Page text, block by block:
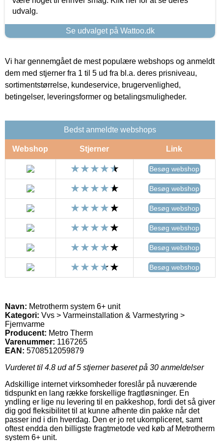
udvalg.
Se udvalget på Wattoo.dk
Vi har gennemgået de mest populære webshops og anmeldt
dem med stjerner fra 1 til 5 ud fra bl.a. deres prisniveau,
sortimentstørrelse, kundeservice, brugervenlighed,
betingelser, leveringsformer og betalingsmuligheder.
Bedst anmeldte webshops
Webshop Stjerner Link
Besøg webshop
Besøg webshop
Besøg webshop
Besøg webshop
Besøg webshop
Besøg webshop
Navn: Metrotherm system 6+ unit
Kategori: Vvs > Varmeinstallation & Varmestyring >
Fjernvarme
Producent: Metro Therm
Varenummer: 1167265
EAN: 5708512059879
Vurderet til 4.8 ud af 5 stjerner baseret på 30 anmeldelser
Adskillige internet virksomheder foreslår på nuværende
tidspunkt en lang række forskellige fragtløsninger. En
yndling er lige nu levering til en pakkeshop, fordi det så giver
dig god fleksibilitet til at kunne afhente din pakke når det
passer ind i din hverdag. Den er jo ret ukompliceret, samt
oftest endda den billigste fragtmetode ved køb af Metrotherm
system 6+ unit.